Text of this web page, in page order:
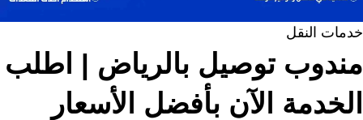
خدمات النقل
مندوب توصيل بالرياض | اطلب
الخدمة الآن بأفضل الأسعار